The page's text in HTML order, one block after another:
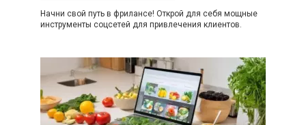
Начни свой путь в фрилансе! Открой для себя мощные
инструменты соцсетей для привлечения клиентов.